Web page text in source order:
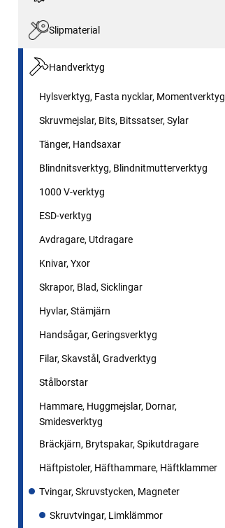
Slipmaterial
Handverktyg
Hylsverktyg, Fasta nycklar, Momentverktyg
Skruvmejslar, Bits, Bitssatser, Sylar
Tänger, Handsaxar
Blindnitsverktyg, Blindnitmutterverktyg
1000 V-verktyg
ESD-verktyg
Avdragare, Utdragare
Knivar, Yxor
Skrapor, Blad, Sicklingar
Hyvlar, Stämjärn
Handsågar, Geringsverktyg
Filar, Skavstål, Gradverktyg
Stålborstar
Hammare, Huggmejslar, Dornar,
Smidesverktyg
Bräckjärn, Brytspakar, Spikutdragare
Häftpistoler, Häfthammare, Häftklammer
Tvingar, Skruvstycken, Magneter
Skruvtvingar, Limklämmor